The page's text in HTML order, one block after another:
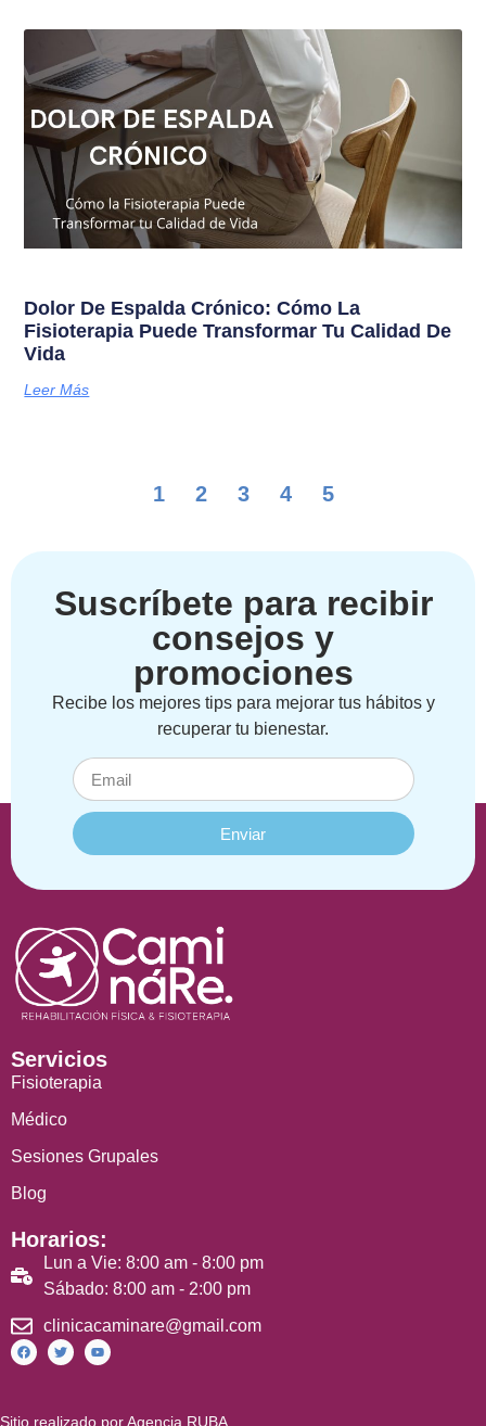
Dolor De Espalda Crónico: Cómo La
Fisioterapia Puede Transformar Tu Calidad De
Vida
Leer Más
1 2 3 4 5
Suscríbete para recibir
consejos y
promociones
Recibe los mejores tips para mejorar tus hábitos y
recuperar tu bienestar.
Enviar
Servicios
Fisioterapia
Médico
Sesiones Grupales
Blog
Horarios:
Lun a Vie: 8:00 am - 8:00 pm
Sábado: 8:00 am - 2:00 pm
clinicacaminare@gmail.com
Sitio realizado por Agencia RUBA